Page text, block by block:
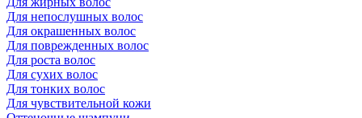
Для непослушных волос
Для окрашенных волос
Для поврежденных волос
Для роста волос
Для сухих волос
Для тонких волос
Для чувствительной кожи